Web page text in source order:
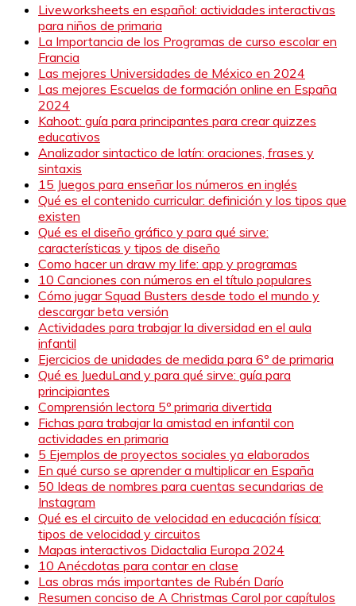
Liveworksheets en español: actividades interactivas
para niños de primaria
La Importancia de los Programas de curso escolar en
Francia
Las mejores Universidades de México en 2024
Las mejores Escuelas de formación online en España
2024
Kahoot: guía para principantes para crear quizzes
educativos
Analizador sintactico de latín: oraciones, frases y
sintaxis
15 Juegos para enseñar los números en inglés
Qué es el contenido curricular: definición y los tipos que
existen
Qué es el diseño gráfico y para qué sirve:
características y tipos de diseño
Como hacer un draw my life: app y programas
10 Canciones con números en el título populares
Cómo jugar Squad Busters desde todo el mundo y
descargar beta versión
Actividades para trabajar la diversidad en el aula
infantil
Ejercicios de unidades de medida para 6º de primaria
Qué es JueduLand y para qué sirve: guía para
principiantes
Comprensión lectora 5º primaria divertida
Fichas para trabajar la amistad en infantil con
actividades en primaria
5 Ejemplos de proyectos sociales ya elaborados
En qué curso se aprender a multiplicar en España
50 Ideas de nombres para cuentas secundarias de
Instagram
Qué es el circuito de velocidad en educación física:
tipos de velocidad y circuitos
Mapas interactivos Didactalia Europa 2024
10 Anécdotas para contar en clase
Las obras más importantes de Rubén Darío
Resumen conciso de A Christmas Carol por capítulos